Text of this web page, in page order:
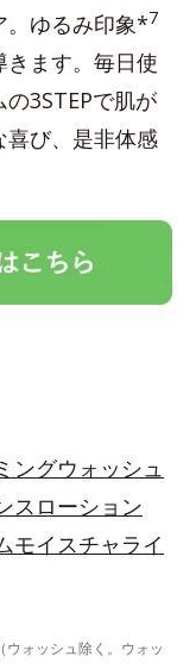
。ゆるみ印象*7
きます。毎日使
3STEPで肌が
喜び、是非体感
グウォッシュ
スローション
イスチャライ
ォッシュ除く。ウォッ